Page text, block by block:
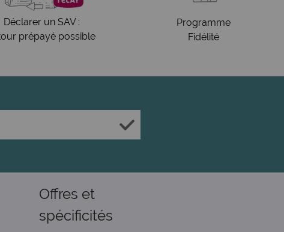
Déclarer un SAV :
prépayé possible
Programme
Fidélité
Offres et
spécificités